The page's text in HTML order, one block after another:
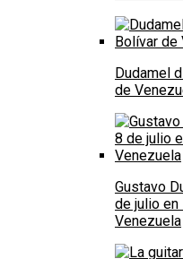
Dudamel
de
Gustavo
de julio
Venezuela